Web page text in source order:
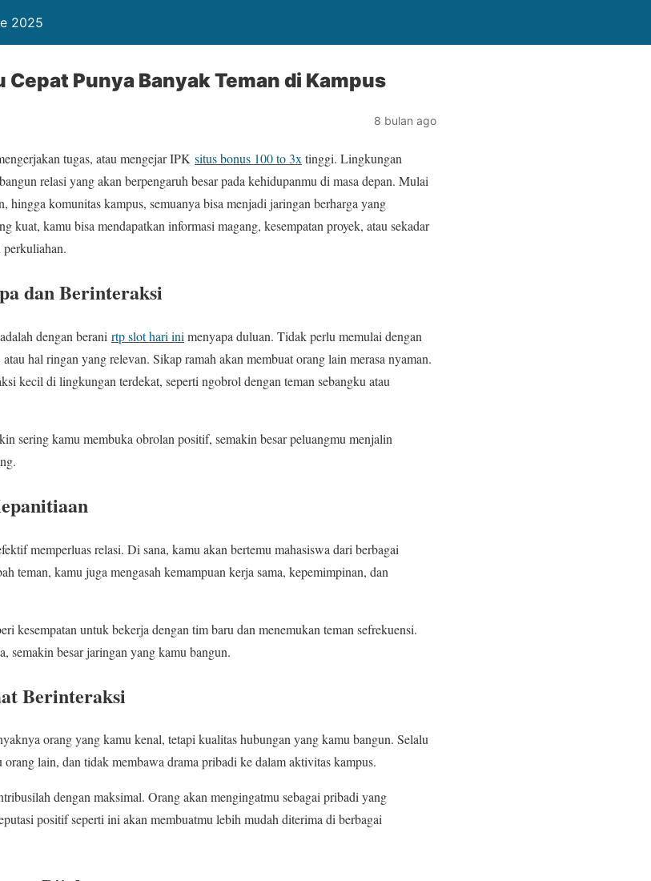
2025
Cepat Punya Banyak Teman di Kampus
8 bulan ago
tugas, atau mengejar IPK situs bonus 100 to 3x tinggi. Lingkungan
relasi yang akan berpengaruh besar pada kehidupanmu di masa depan. Mulai
hingga komunitas kampus, semuanya bisa menjadi jaringan berharga yang
kuat, kamu bisa mendapatkan informasi magang, kesempatan proyek, atau sekadar
perkuliahan.
dan Berinteraksi
dengan berani rtp slot hari ini menyapa duluan. Tidak perlu memulai dengan
hal ringan yang relevan. Sikap ramah akan membuat orang lain merasa nyaman.
kecil di lingkungan terdekat, seperti ngobrol dengan teman sebangku atau
sering kamu membuka obrolan positif, semakin besar peluangmu menjalin
memperluas relasi. Di sana, kamu akan bertemu mahasiswa dari berbagai
teman, kamu juga mengasah kemampuan kerja sama, kepemimpinan, dan
kesempatan untuk bekerja dengan tim baru dan menemukan teman sefrekuensi.
semakin besar jaringan yang kamu bangun.
Berinteraksi
orang yang kamu kenal, tetapi kualitas hubungan yang kamu bangun. Selalu
lain, dan tidak membawa drama pribadi ke dalam aktivitas kampus.
dengan maksimal. Orang akan mengingatmu sebagai pribadi yang
positif seperti ini akan membuatmu lebih mudah diterima di berbagai